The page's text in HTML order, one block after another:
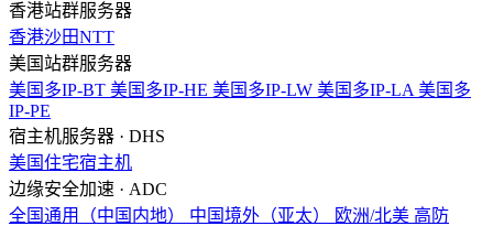
香港站群服务器
香港沙田NTT
美国站群服务器
美国多IP-BT 美国多IP-HE 美国多IP-LW 美国多IP-LA 美国多
IP-PE
宿主机服务器 · DHS
美国住宅宿主机
边缘安全加速 · ADC
全国通用（中国内地）
中国境外（亚太） 欧洲/北美 高防